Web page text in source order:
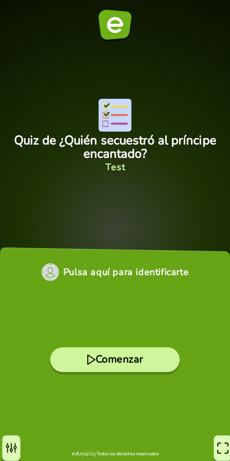
Quiz de ¿Quién secuestró al príncipe
encantado?
Test
Pulsa aquí para identificarte
Comenzar
Todos los derechos reservados